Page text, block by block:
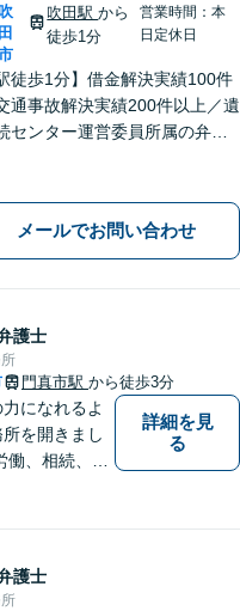
吹
吹田駅から
徒歩1分
営業時間：本
日定休日
徒歩1分】借金解決実績100件
通事故解決実績200件以上／遺
センター運営委員所属の弁護
。きめ細やかで丁寧な対応が
です。
メールでお問い合わせ
護士
門真市駅 から徒歩3分
になれるよ
を開きまし
、相続、離
詳細を見
る
護士